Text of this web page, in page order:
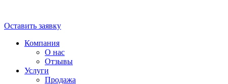
Оставить заявку
Компания
О нас
Отзывы
Услуги
Продажа